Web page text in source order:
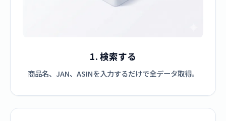
1. 検索する
商品名、JAN、ASINを入力するだけで全データ取得。